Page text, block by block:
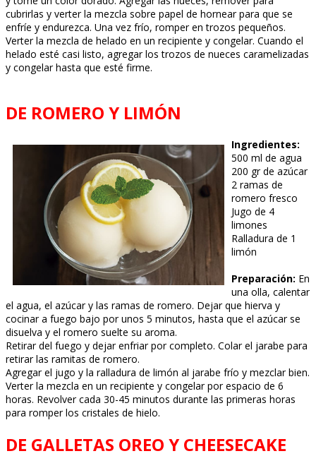
cubrirlas y verter la mezcla sobre papel de hornear para que se
enfríe y endurezca. Una vez frío, romper en trozos pequeños.
Verter la mezcla de helado en un recipiente y congelar. Cuando el
helado esté casi listo, agregar los trozos de nueces caramelizadas
y congelar hasta que esté firme.
DE ROMERO Y LIMÓN
Ingredientes:
500 ml de agua
200 gr de azúcar
2 ramas de
romero fresco
Jugo de 4
limones
Ralladura de 1
limón
Preparación: En
una olla, calentar
el agua, el azúcar y las ramas de romero. Dejar que hierva y
cocinar a fuego bajo por unos 5 minutos, hasta que el azúcar se
disuelva y el romero suelte su aroma.
Retirar del fuego y dejar enfriar por completo. Colar el jarabe para
retirar las ramitas de romero.
Agregar el jugo y la ralladura de limón al jarabe frío y mezclar bien.
Verter la mezcla en un recipiente y congelar por espacio de 6
horas. Revolver cada 30-45 minutos durante las primeras horas
para romper los cristales de hielo.
DE GALLETAS OREO Y CHEESECAKE